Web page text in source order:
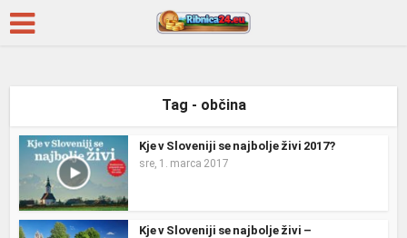
Tag - občina
Kje v Sloveniji se najbolje živi 2017?
sre, 1. marca 2017
Kje v Sloveniji se najbolje živi –